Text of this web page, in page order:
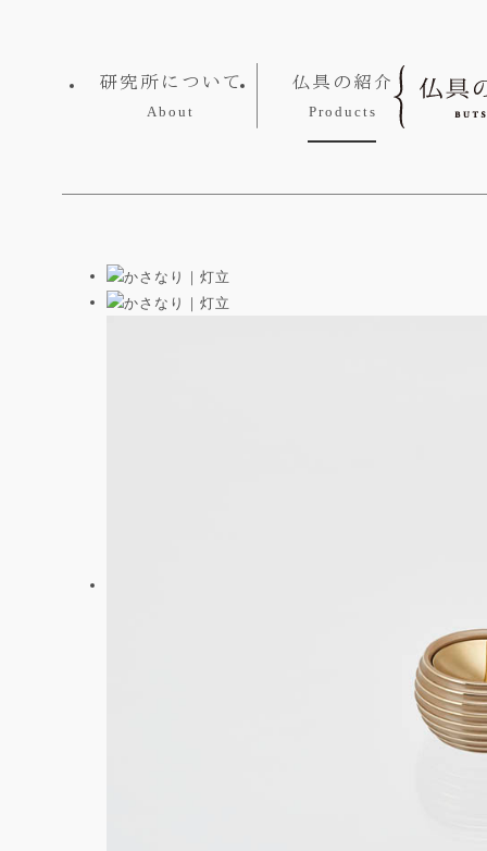
研究所について
About
仏具の紹介
Products